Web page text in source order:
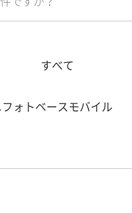
すべて
ォトベースモバイル